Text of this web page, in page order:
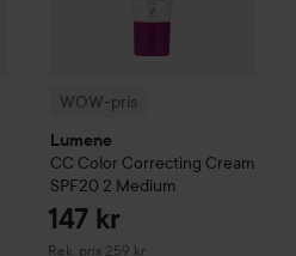
WOW-pris
Lumene
CC Color Correcting Cream
SPF20 2 Medium
147 kr
Rek. pris 259 kr
Rekommenderat pris 259 kr